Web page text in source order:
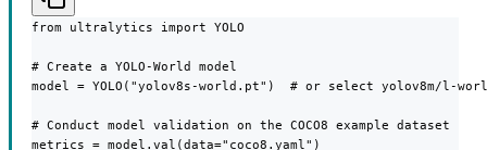
from ultralytics import YOLO
# Create a YOLO-World model
model = YOLO("yolov8s-world.pt")  # or select yolov8m/l-
# Conduct model validation on the COCO8 example dataset
metrics = model.val(data="coco8.yaml")